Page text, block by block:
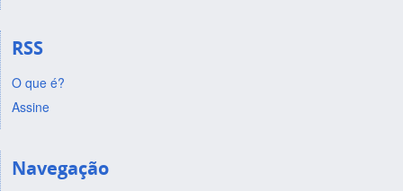
RSS
O que é?
Assine
Navegação